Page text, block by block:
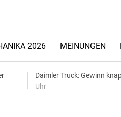
2026 MEINUNGEN
Daimler Truck: Gewinn
Uhr